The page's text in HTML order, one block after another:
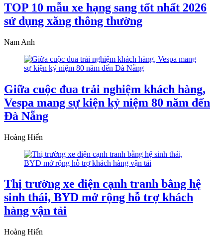
TOP 10 mẫu xe hạng sang tốt nhất 2026
sử dụng xăng thông thường
Nam Anh
Giữa cuộc đua trải nghiệm khách hàng,
Vespa mang sự kiện kỷ niệm 80 năm đến
Đà Nẵng
Hoàng Hiển
Thị trường xe điện cạnh tranh bằng hệ
sinh thái, BYD mở rộng hỗ trợ khách
hàng vận tải
Hoàng Hiển